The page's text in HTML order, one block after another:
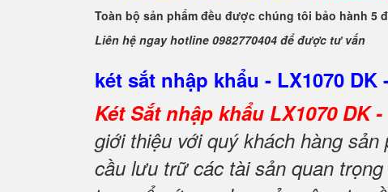
Toàn bộ sản phẩm đều được chúng tôi bảo hành 5
Liên hệ ngay hotline 0982770404 để được tư vấn
két sắt nhập khẩu - LX1070 DK
Két Sắt nhập khẩu LX1070 DK
giới thiệu với quý khách hàng
cầu lưu trữ các tài sản quan